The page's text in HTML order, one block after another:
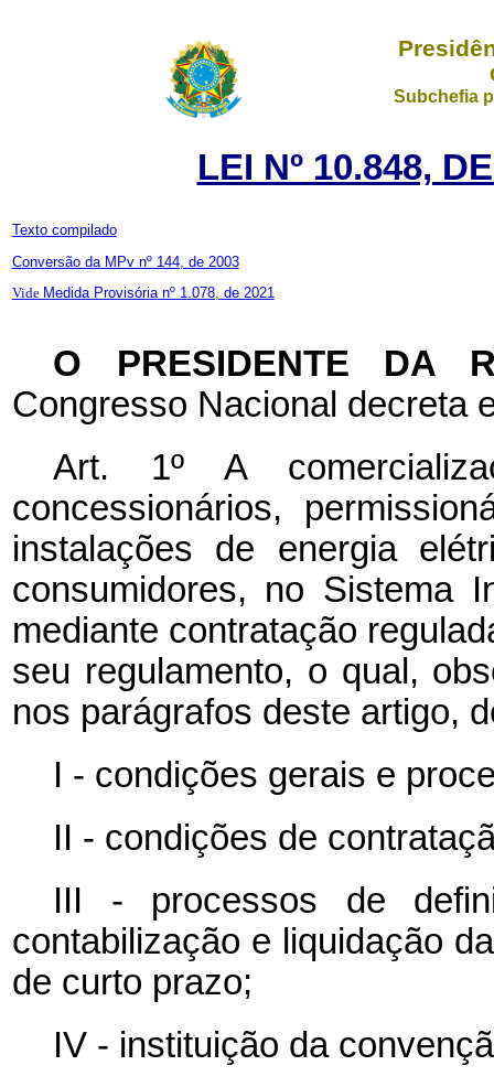
Subchefia
LEI Nº 10.848,
Texto compilado
Conversão da MPv nº 144, de 2003
Vide Medida Provisória nº 1.078, de 2021
O PRESIDENTE DA
Congresso Nacional decreta
Art. 1º A
concessionários,
instalações de energia
consumidores, no Sistema
mediante contratação
seu regulamento, o qual,
nos parágrafos deste artigo,
I - condições gerais e
II - condições de
III - processos de
contabilização e liquidação
de curto prazo;
IV - instituição da